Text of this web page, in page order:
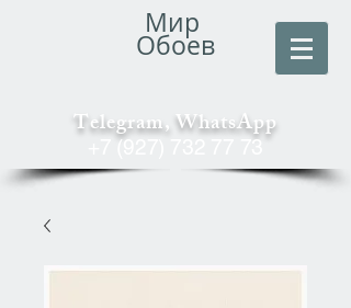
Мир
Обоев
Telegram, WhatsApp
+7 (927) 732 77 73